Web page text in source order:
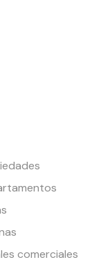
comerciales